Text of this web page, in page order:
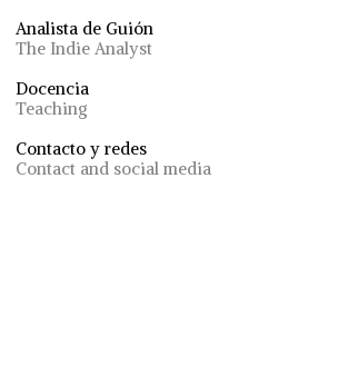
Analista de Guión
The Indie Analyst
Docencia
Teaching
Contacto y redes
Contact and social media